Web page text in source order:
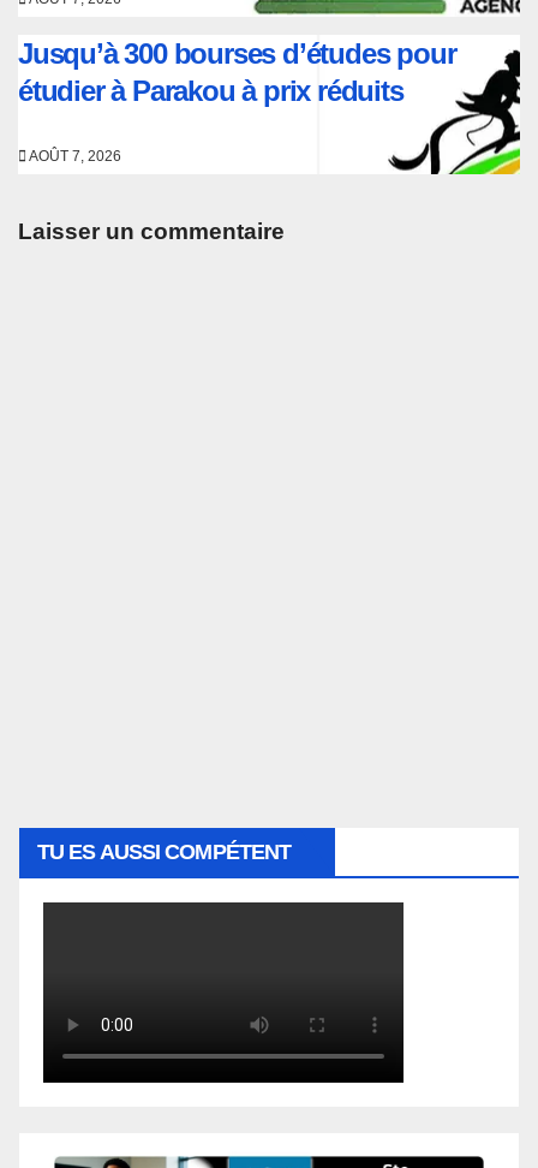
Jusqu’à 300 bourses d’études pour
étudier à Parakou à prix réduits
AOÛT 7, 2026
Laisser un commentaire
TU ES AUSSI COMPÉTENT